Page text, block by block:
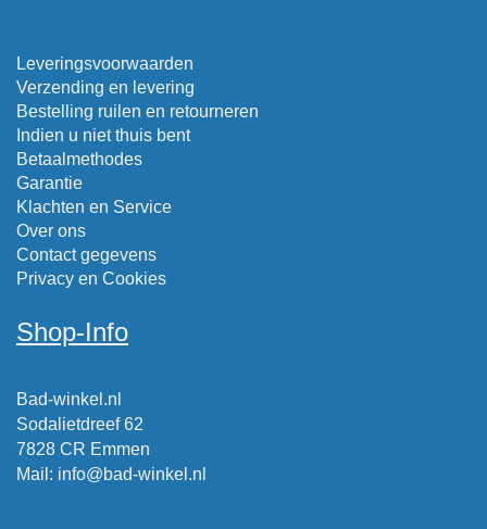
Leveringsvoorwaarden
Verzending en levering
Bestelling ruilen en retourneren
Indien u niet thuis bent
Betaalmethodes
Garantie
Klachten en Service
Over ons
Contact gegevens
Privacy en Cookies
Shop-Info
Bad-winkel.nl
Sodalietdreef 62
7828 CR Emmen
Mail : info@bad-winkel.nl